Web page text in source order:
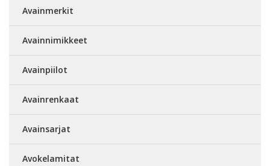
Avainmerkit
Avainnimikkeet
Avainpiilot
Avainrenkaat
Avainsarjat
Avokelamitat